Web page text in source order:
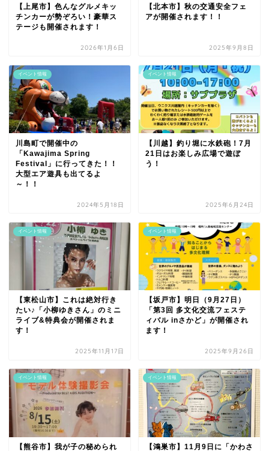
【上尾市】色んなグルメキッ
チンカーが勢ぞろい！豪華ス
テージも開催されます！
2026年1月6日
【北本市】秋の交通安全フェ
アが開催されます！！
2025年9月8日
イベント情報
川島町で開催中の
「Kawajima Spring
Festival」に行ってきた！！
大型エア遊具も出てるよ
～！！
2024年5月18日
イベント情報
【川越】釣り堀に水鉄砲！7月
21日はお楽しみ広場で遊ぼ
う！
2025年6月24日
イベント情報
【東松山市】これは絶対行き
たい♪「小柳ゆきさん」のミニ
ライブ&特典会が開催されま
す！
2025年11月17日
イベント情報
【坂戸市】明日（9月27日）
「第3回 多文化交流フェステ
ィバル inさかど」が開催され
ます！
2025年9月26日
イベント情報
【熊谷市】我が子の秘められ
イベント情報
【鴻巣市】11月9日に「かわさ